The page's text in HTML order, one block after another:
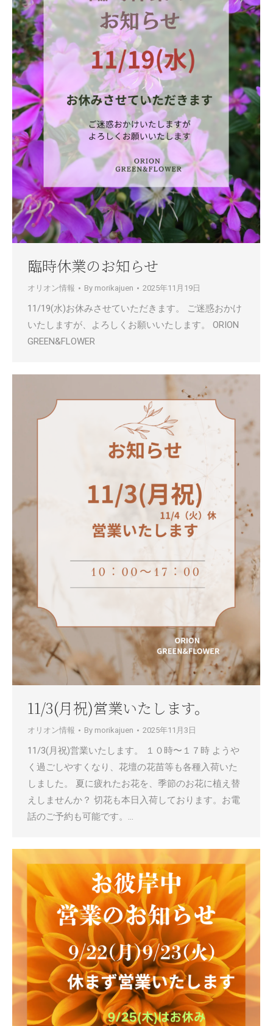
臨時休業のお知らせ
オリオン情報 By morikajuen 2025年11月19日
11/19(水)お休みさせていただきます。 ご迷惑おかけ
いたしますが、よろしくお願いいたします。 ORION
GREEN&FLOWER
11/3(月祝)営業いたします。
オリオン情報 By morikajuen 2025年11月3日
11/3(月祝)営業いたします。 １０時〜１７時 ようや
く過ごしやすくなり、花壇の花苗等も各種入荷いた
しました。 夏に疲れたお花を、季節のお花に植え替
えしませんか？ 切花も本日入荷しております。お電
話のご予約も可能です。…